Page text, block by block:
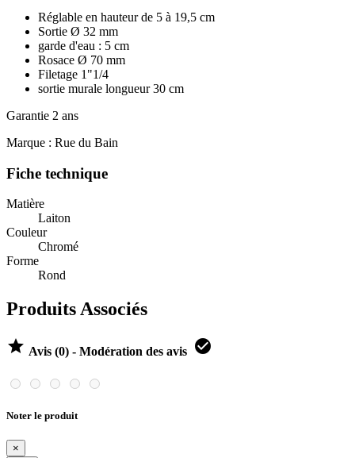
Réglable en hauteur de 5 à 19,5 cm
Sortie Ø 32 mm
garde d'eau : 5 cm
Rosace Ø 70 mm
Filetage 1"1/4
sortie murale longueur 30 cm
Garantie 2 ans
Marque : Rue du Bain
Fiche technique
Matière
Laiton
Couleur
Chromé
Forme
Rond
Produits Associés
 Avis (0) - Modération des avis 
Noter le produit
×